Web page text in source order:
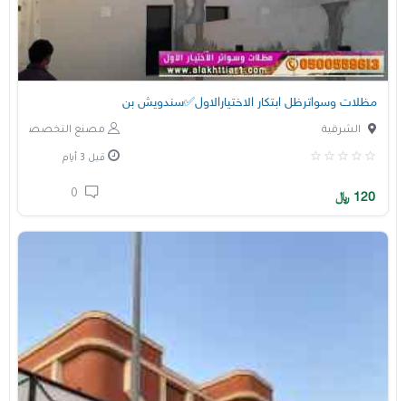
مظلات وسواترظل ابتكار الاختيارالاول✅سندويش بن
مصنع التخصصي الشرقية
قبل 3 أيام
120 ﷼